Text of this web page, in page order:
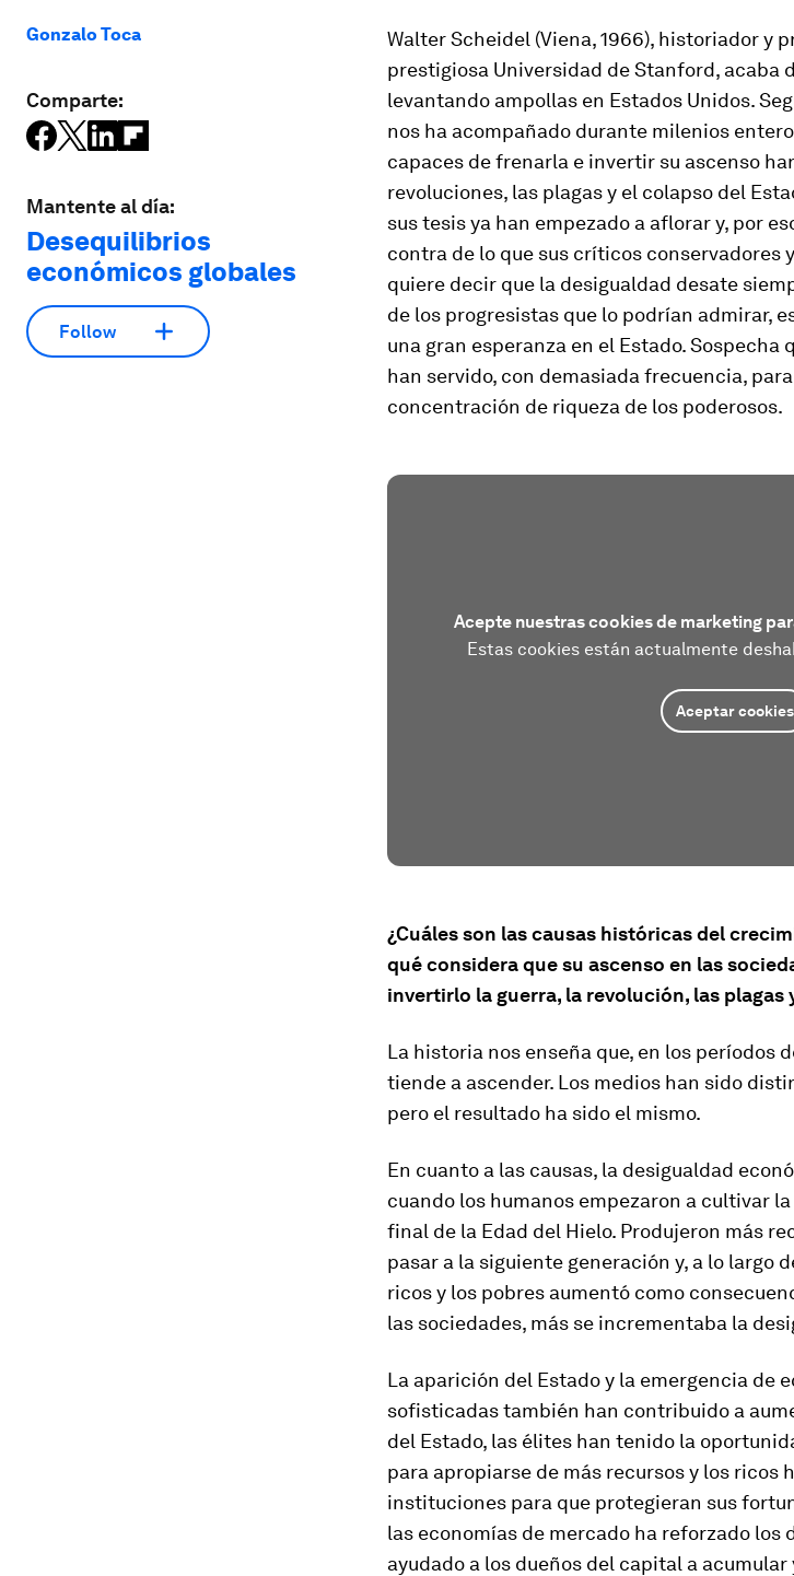
Gonzalo Toca
Comparte:
Mantente al día:
Desequilibrios
económicos globales
Follow
Walter Scheidel (Viena, 1966), historiador y
prestigiosa Universidad de Stanford, acaba
levantando ampollas en Estados Unidos.
nos ha acompañado durante milenios
capaces de frenarla e invertir su ascenso
revoluciones, las plagas y el colapso del
sus tesis ya han empezado a aflorar y, por
contra de lo que sus críticos conservadores
quiere decir que la desigualdad desate
de los progresistas que lo podrían admirar,
una gran esperanza en el Estado.
han servido, con demasiada frecuencia,
concentración de riqueza de los poderosos.
Acepte nuestras cookies de marketing
Estas cookies están actualmente
Aceptar cookies
¿Cuáles son las causas históricas del
qué considera que su ascenso en las
invertirlo la guerra, la revolución, las plagas
La historia nos enseña que, en los períodos
tiende a ascender. Los medios han sido
pero el resultado ha sido el mismo.
En cuanto a las causas, la desigualdad
cuando los humanos empezaron a cultivar
final de la Edad del Hielo. Produjeron más
pasar a la siguiente generación y, a lo largo
ricos y los pobres aumentó como
las sociedades, más se incrementaba la
La aparición del Estado y la emergencia de
sofisticadas también han contribuido a
del Estado, las élites han tenido la
para apropiarse de más recursos y los ricos
instituciones para que protegieran sus
las economías de mercado ha reforzado los
ayudado a los dueños del capital a